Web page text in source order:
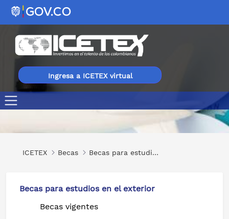
Ingresa a ICETEX virtual
Turismo sostenible y desarrollo local en áreas rurales
ICETEX Becas Becas para estudios en el exterior
Becas para estudios en el exterior
Becas vigentes